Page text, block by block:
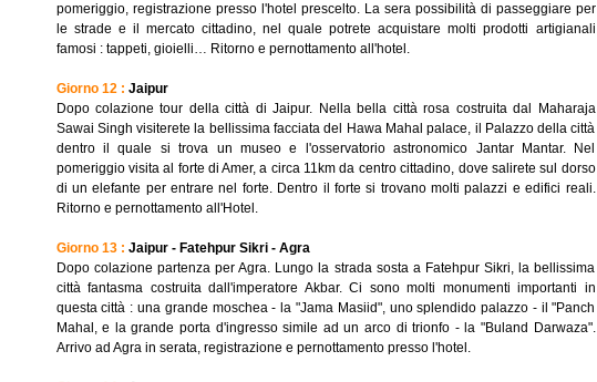
pomeriggio, registrazione presso l'hotel prescelto. La sera possibilità di passeggiare per
le strade e il mercato cittadino, nel quale potrete acquistare molti prodotti artigianali
famosi : tappeti, gioielli… Ritorno e pernottamento all'hotel.
Giorno 12 : Jaipur
Dopo colazione tour della città di Jaipur. Nella bella città rosa costruita dal Maharaja
Sawai Singh visiterete la bellissima facciata del Hawa Mahal palace, il Palazzo della città
dentro il quale si trova un museo e l'osservatorio astronomico Jantar Mantar. Nel
pomeriggio visita al forte di Amer, a circa 11km da centro cittadino, dove salirete sul dorso
di un elefante per entrare nel forte. Dentro il forte si trovano molti palazzi e edifici reali.
Ritorno e pernottamento all'Hotel.
Giorno 13 : Jaipur - Fatehpur Sikri - Agra
Dopo colazione partenza per Agra. Lungo la strada sosta a Fatehpur Sikri, la bellissima
città fantasma costruita dall'imperatore Akbar. Ci sono molti monumenti importanti in
questa città : una grande moschea - la "Jama Masiid", uno splendido palazzo - il "Panch
Mahal, e la grande porta d'ingresso simile ad un arco di trionfo - la "Buland Darwaza".
Arrivo ad Agra in serata, registrazione e pernottamento presso l'hotel.